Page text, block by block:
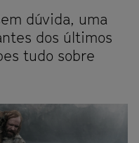
dúvida, uma
dos últimos
tudo sobre